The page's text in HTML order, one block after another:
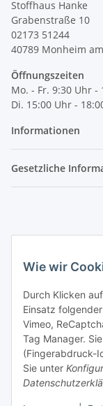
Wie wir
Durch Klicken
Einsatz
Vimeo,
Tag Manager.
(Fingerabdruck-
Sie unter
Stoffhaus Hanke
Grabenstraße 10
02173 51244
40789 Monheim
Öffnungszeiten
Mo. - Fr. 9:30 Uhr -
Di. 15:00 Uhr -
Informationen
Gesetzliche